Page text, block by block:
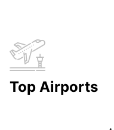
Top Airports